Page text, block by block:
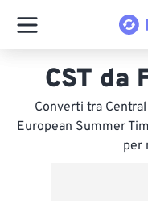
CST da
Converti tra
European Summer
per